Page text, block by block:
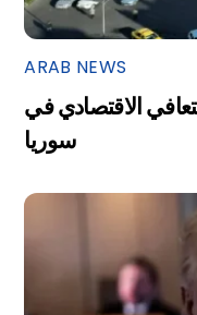
ARAB NEWS
الاقتصادي في
سوريا